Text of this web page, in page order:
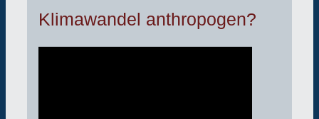
Klimawandel anthropogen?